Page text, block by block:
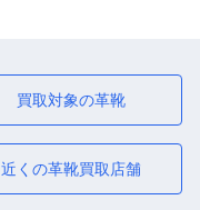
買取対象の革靴
近くの革靴買取店舗